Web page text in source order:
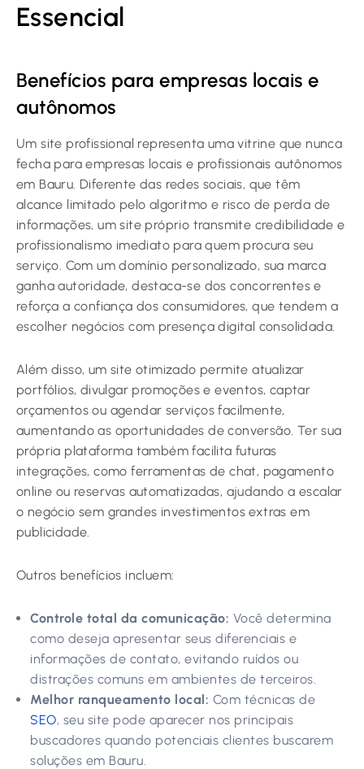
Essencial
Benefícios para empresas locais e
autônomos
Um site profissional representa uma vitrine que nunca
fecha para empresas locais e profissionais autônomos
em Bauru. Diferente das redes sociais, que têm
alcance limitado pelo algoritmo e risco de perda de
informações, um site próprio transmite credibilidade e
profissionalismo imediato para quem procura seu
serviço. Com um domínio personalizado, sua marca
ganha autoridade, destaca-se dos concorrentes e
reforça a confiança dos consumidores, que tendem a
escolher negócios com presença digital consolidada.
Além disso, um site otimizado permite atualizar
portfólios, divulgar promoções e eventos, captar
orçamentos ou agendar serviços facilmente,
aumentando as oportunidades de conversão. Ter sua
própria plataforma também facilita futuras
integrações, como ferramentas de chat, pagamento
online ou reservas automatizadas, ajudando a escalar
o negócio sem grandes investimentos extras em
publicidade.
Outros benefícios incluem:
Controle total da comunicação: Você determina
como deseja apresentar seus diferenciais e
informações de contato, evitando ruídos ou
distrações comuns em ambientes de terceiros.
Melhor ranqueamento local: Com técnicas de
SEO, seu site pode aparecer nos principais
buscadores quando potenciais clientes buscarem
soluções em Bauru.